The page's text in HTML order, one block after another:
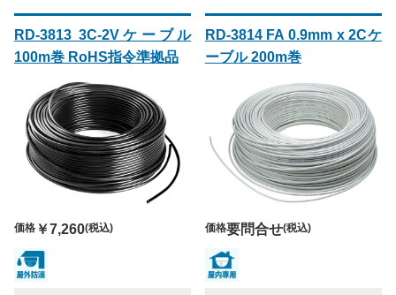
RD-3813 3C-2Vケーブル
100m巻 RoHS指令準拠品
価格 ￥7,260(税込)
RD-3814 FA 0.9mm x 2Cケ
ーブル 200m巻
価格要問合せ(税込)